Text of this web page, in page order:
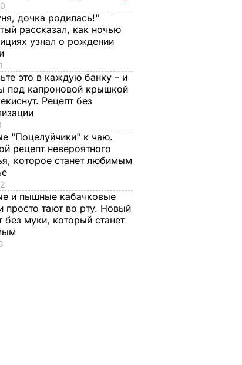
дочка родилась!"
рассказал, как ночью
узнал о рождении
это в каждую банку – и
под капроновой крышкой
Рецепт без
"Поцелуйчики" к чаю.
рецепт невероятного
которое станет любимым
и пышные кабачковые
просто тают во рту. Новый
без муки, который станет